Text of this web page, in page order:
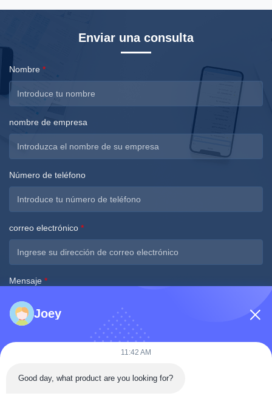
Enviar una consulta
Nombre *
nombre de empresa
Número de teléfono
correo electrónico *
Mensaje *
Envíe ahora
Joey
11:42 AM
Good day, what product are you looking for?